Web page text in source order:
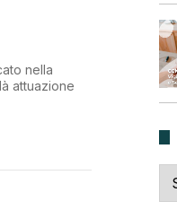
nella
attuazione